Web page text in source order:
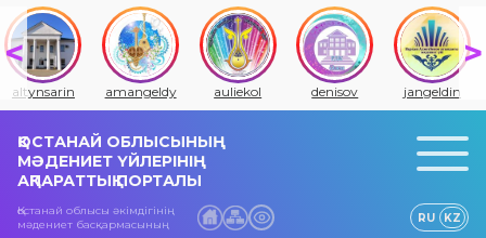
altynsarin amangeldy auliekol denisov jangeldin
ҚОСТАНАЙ ОБЛЫСЫНЫҢ
МӘДЕНИЕТ ҮЙЛЕРІНІҢ
АҚПАРАТТЫҚ ПОРТАЛЫ
Қостанай облысы әкімдігінің
мәдениет басқармасының
RU KZ